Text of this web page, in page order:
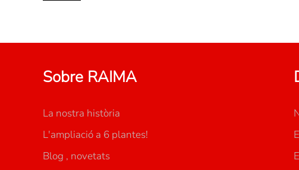
Sobre RAIMA
La nostra història
L'ampliació a 6 plantes!
Blog , novetats